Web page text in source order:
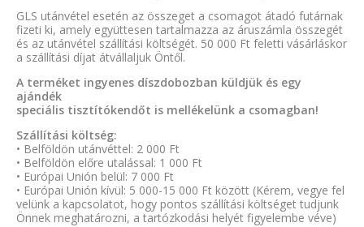
GLS utánvétel esetén az összeget a csomagot átadó futárnak
fizeti ki, amely együttesen tartalmazza az áruszámla összegét
és az utánvétel szállítási költségét. 50 000 Ft feletti vásárláskor
a szállítási díjat átvállaljuk Öntől.
A terméket ingyenes díszdobozban küldjük és egy
ajándék
speciális tisztítókendőt is mellékelünk a csomagban!
Szállítási költség:
• Belföldön utánvéttel: 2 000 Ft
• Belföldön előre utalással: 1 000 Ft
• Európai Unión belül: 7 000 Ft
• Európai Unión kívül: 5 000-15 000 Ft között (Kérem, vegye fel
velünk a kapcsolatot, hogy pontos szállítási költséget tudjunk
Önnek meghatározni, a tartózkodási helyét figyelembe véve)